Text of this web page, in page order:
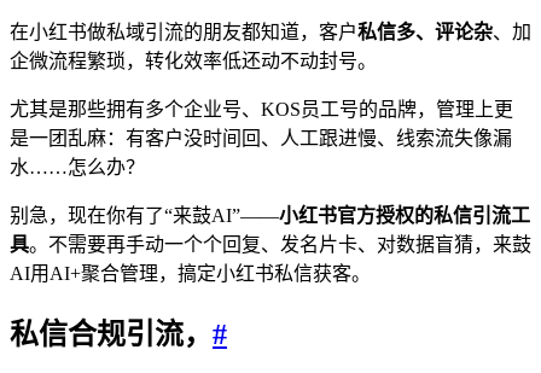
在小红书做私域引流的朋友都知道，客户私信多、评论杂、加
企微流程繁琐，转化效率低还动不动封号。
尤其是那些拥有多个企业号、KOS员工号的品牌，管理上更
是一团乱麻：有客户没时间回、人工跟进慢、线索流失像漏
水……怎么办？
别急，现在你有了“来鼓AI”——小红书官方授权的私信引流工
具。不需要再手动一个个回复、发名片卡、对数据盲猜，来鼓
AI用AI+聚合管理，搞定小红书私信获客。
私信合规引流， #